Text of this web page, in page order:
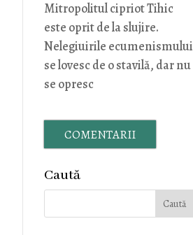
Mitropolitul cipriot Tihic
este oprit de la slujire.
Nelegiuirile ecumenismului
se lovesc de o stavilă, dar nu
se opresc
COMENTARII
Caută